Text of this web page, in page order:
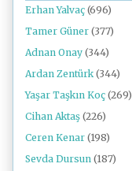
Erhan Yalvaç (696)
Tamer Güner (377)
Adnan Onay (344)
Ardan Zentürk (344)
Yaşar Taşkın Koç (269)
Cihan Aktaş (226)
Ceren Kenar (198)
Sevda Dursun (187)